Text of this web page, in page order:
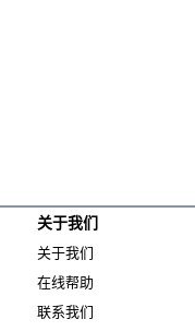
关于我们
关于我们
在线帮助
联系我们